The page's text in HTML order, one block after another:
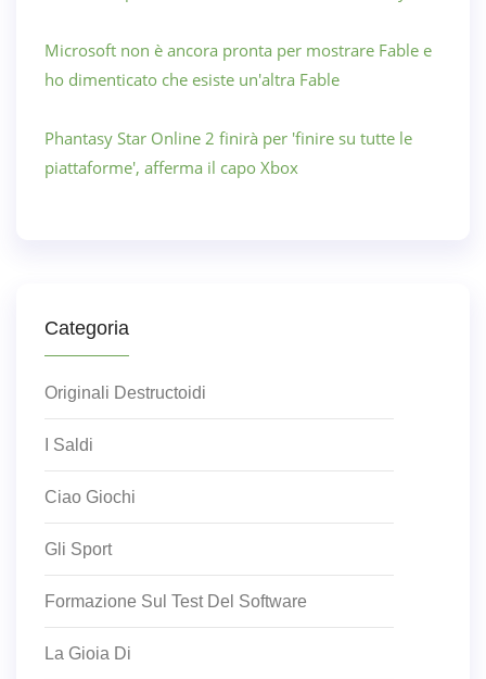
Microsoft non è ancora pronta per mostrare Fable e
ho dimenticato che esiste un'altra Fable
Phantasy Star Online 2 finirà per 'finire su tutte le
piattaforme', afferma il capo Xbox
Categoria
Originali Destructoidi
I Saldi
Ciao Giochi
Gli Sport
Formazione Sul Test Del Software
La Gioia Di